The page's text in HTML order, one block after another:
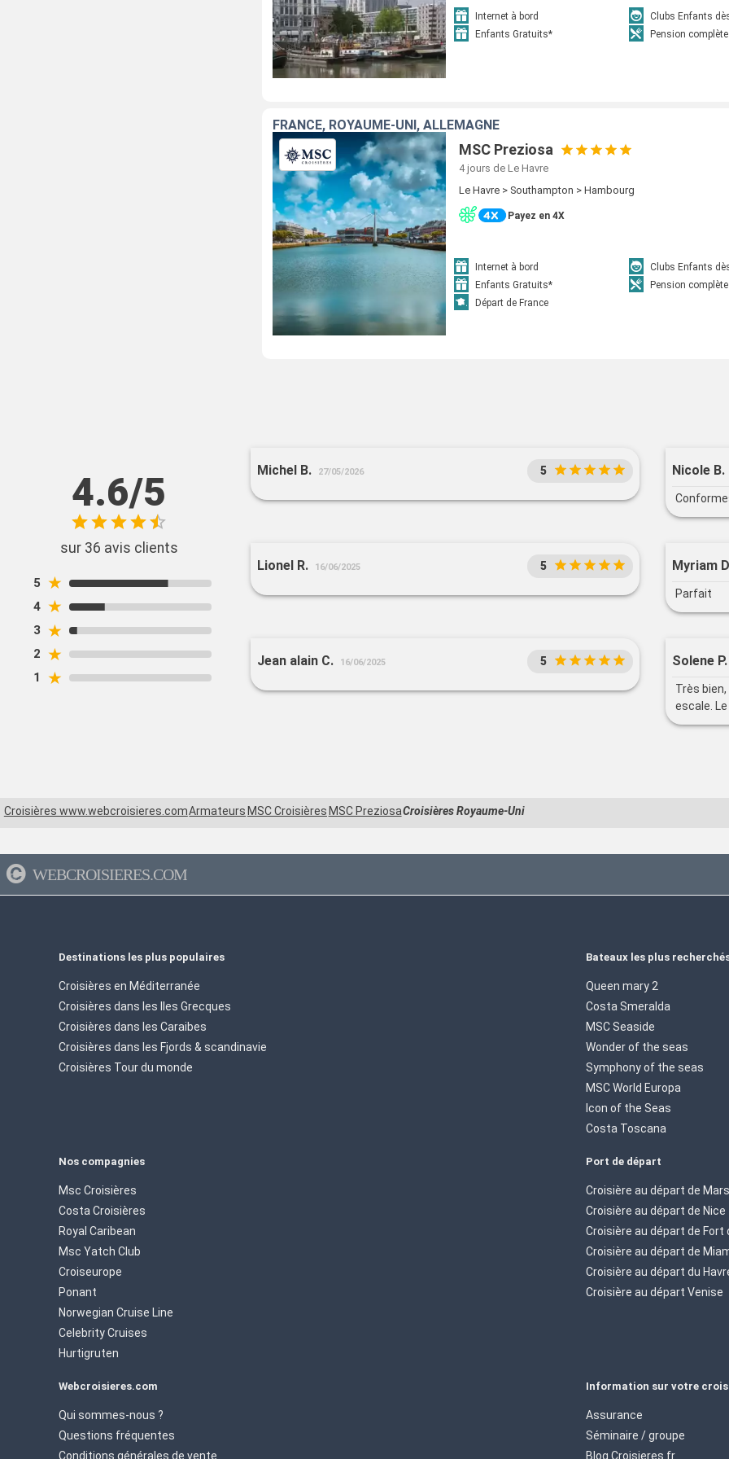
Internet à bord
Clubs Enfants
Enfants Gratuits*
Pension complète
FRANCE, ROYAUME-UNI, ALLEMAGNE
MSC Preziosa
4 jours de Le Havre
Le Havre > Southampton > Hambourg
Payez en 4X
Internet à bord
Clubs Enfants
Enfants Gratuits*
Pension complète
Départ de France
4.6/5
sur 36 avis clients
5 ★
4 ★
3 ★
2 ★
1 ★
Michel B. 27/05/2026 5 Nicole B.
Lionel R. 16/06/2025 5 Myriam
Parfait
Jean alain C. 16/06/2025 5 Solene P.
Très
escale.
Croisières www.webcroisieres.comArmateurs MSC Croisières MSC PreziosaCroisières Royaume-Uni
WEBCROISIERES.COM
Destinations les plus populaires
Croisières en Méditerranée
Croisières dans les Iles Grecques
Croisières dans les Caraibes
Croisières dans les Fjords & scandinavie
Croisières Tour du monde
Bateaux les plus
Queen mary 2
Costa Smeralda
MSC Seaside
Wonder of the seas
Symphony of the seas
MSC World Europa
Icon of the Seas
Costa Toscana
Nos compagnies
Msc Croisières
Costa Croisières
Royal Caribean
Msc Yatch Club
Croiseurope
Ponant
Norwegian Cruise Line
Celebrity Cruises
Hurtigruten
Port de départ
Croisière au départ de
Croisière au départ de Nice
Croisière au départ de Fort
Croisière au départ de
Croisière au départ du
Croisière au départ Venise
Webcroisieres.com
Qui sommes-nous ?
Questions fréquentes
Conditions générales de vente
Information sur votre
Assurance
Séminaire / groupe
Blog Croisieres.fr